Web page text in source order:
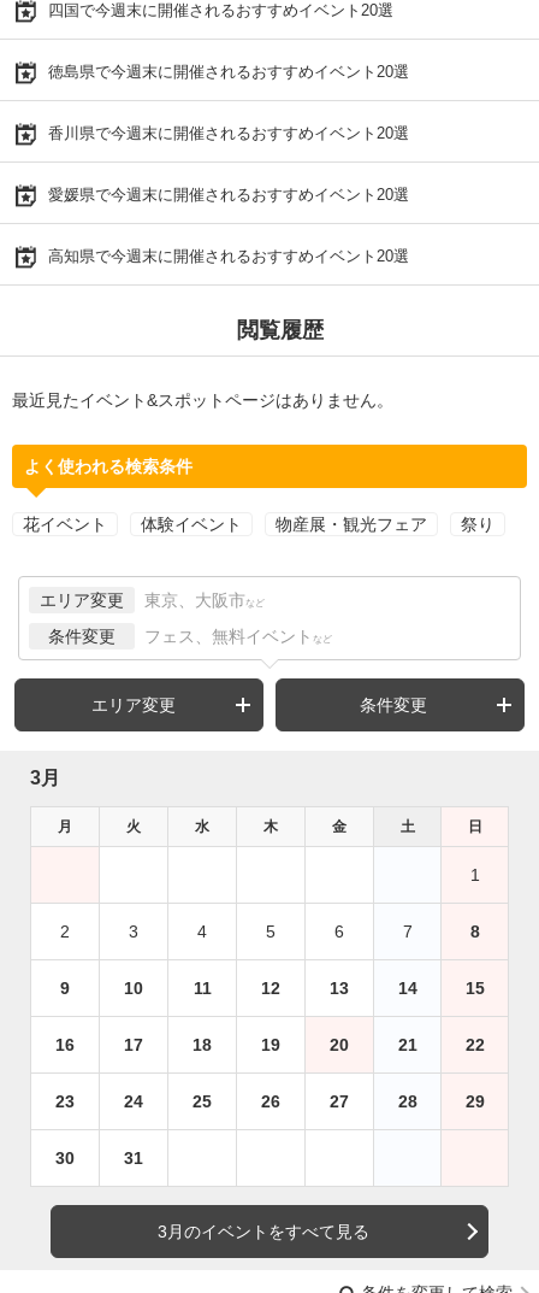
四国で今週末に開催されるおすすめイベント20選
徳島県で今週末に開催されるおすすめイベント20選
香川県で今週末に開催されるおすすめイベント20選
愛媛県で今週末に開催されるおすすめイベント20選
高知県で今週末に開催されるおすすめイベント20選
閲覧履歴
最近見たイベント&スポットページはありません。
よく使われる検索条件
花イベント 体験イベント 物産展・観光フェア 祭り
エリア変更 東京、大阪市 など
条件変更 フェス、無料イベント など
エリア変更 条件変更
3月
月 火 水 木 金 土 日
1
2 3 4 5 6 7 8
9 10 11 12 13 14 15
16 17 18 19 20 21 22
23 24 25 26 27 28 29
30 31
3月のイベントをすべて見る